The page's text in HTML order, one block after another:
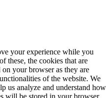
your experience while you
these, the cookies that are
on your browser as they are
of the website. We
us analyze and understand how